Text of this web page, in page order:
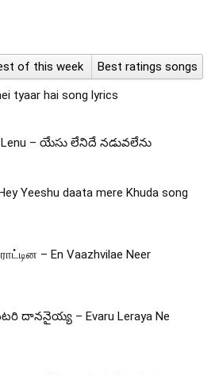
of this week
Best ratings songs
tyaar hai song lyrics
Lenu – యేసు లేనిదే నడువలేను
Hey Yeeshu daata mere Khuda song
– En Vaazhvilae Neer
దాననైయ్య – Evaru Leraya Ne